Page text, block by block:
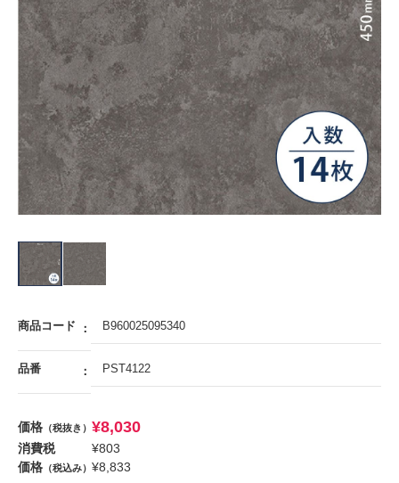
商品コード B960025095340
品番 PST4122
価格 （税抜き） ¥8,030
消費税 ¥803
価格 （税込み） ¥8,833